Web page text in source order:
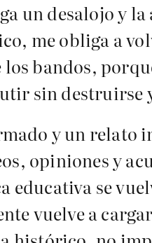
un desalojo y
me obliga a
bandos,
sin
y un relato
opiniones y
se
vuelve a